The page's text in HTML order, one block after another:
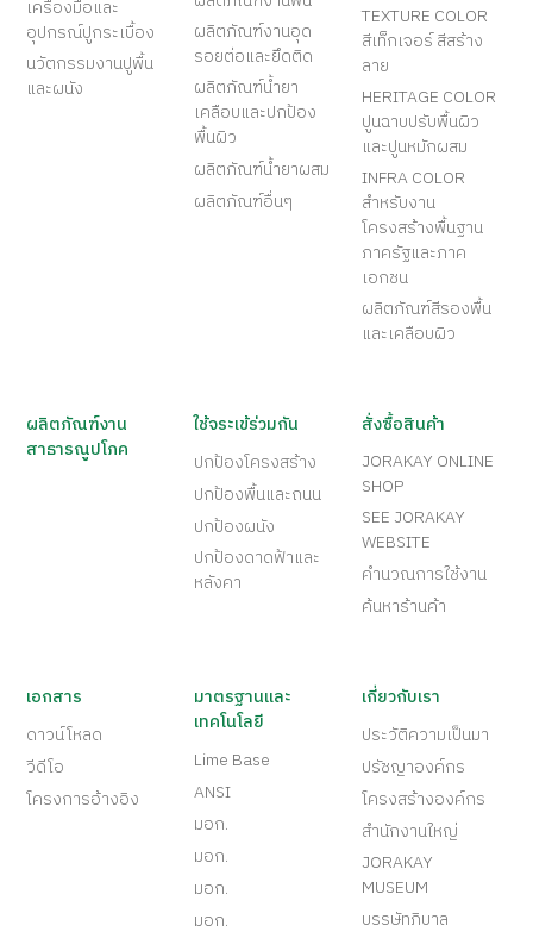
เครื่องมือและ
อุปกรณ์ปูกระเบื้อง
นวัตกรรมงานปูพื้น
และผนัง
ผลิตภัณฑ์งานอุด
รอยต่อและยึดติด
ผลิตภัณฑ์น้ำยา
เคลือบและปกป้อง
พื้นผิว
ผลิตภัณฑ์น้ำยาผสม
ผลิตภัณฑ์อื่นๆ
TEXTURE COLOR
สีเท็กเจอร์ สีสร้าง
ลาย
HERITAGE COLOR
ปูนฉาบปรับพื้นผิว
และปูนหมักผสม
INFRA COLOR
สำหรับงาน
โครงสร้างพื้นฐาน
ภาครัฐและภาค
เอกชน
ผลิตภัณฑ์สีรองพื้น
และเคลือบผิว
ผลิตภัณฑ์งาน
สาธารณูปโภค
ใช้จระเข้ร่วมกัน
ปกป้องโครงสร้าง
ปกป้องพื้นและถนน
ปกป้องผนัง
ปกป้องดาดฟ้าและ
หลังคา
สั่งซื้อสินค้า
JORAKAY ONLINE
SHOP
SEE JORAKAY
WEBSITE
คำนวณการใช้งาน
ค้นหาร้านค้า
เอกสาร
ดาวน์โหลด
วีดีโอ
โครงการอ้างอิง
มาตรฐานและ
เทคโนโลยี
Lime Base
ANSI
มอก.
มอก.
มอก.
มอก.
เกี่ยวกับเรา
ประวัติความเป็นมา
ปรัชญาองค์กร
โครงสร้างองค์กร
สำนักงานใหญ่
JORAKAY
MUSEUM
บรรษัทภิบาล